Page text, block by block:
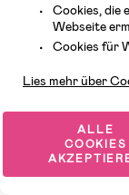
Auf Lager
Dusty Pink
48,99 €
Cookies, die
Webseite
Cookies für
Lies mehr über
ALLE
COOKIES